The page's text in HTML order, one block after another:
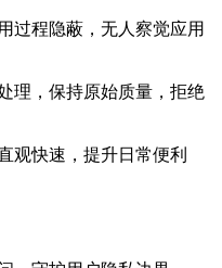
过程隐蔽，无人察觉应用
理，保持原始质量，拒绝
观快速，提升日常便利